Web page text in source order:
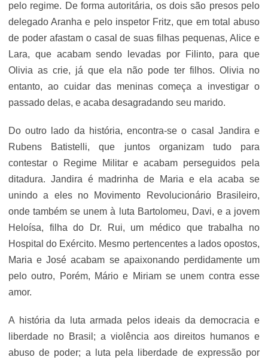
pelo regime. De forma autoritária, os dois são presos pelo
delegado Aranha e pelo inspetor Fritz, que em total abuso
de poder afastam o casal de suas filhas pequenas, Alice e
Lara, que acabam sendo levadas por Filinto, para que
Olivia as crie, já que ela não pode ter filhos. Olivia no
entanto, ao cuidar das meninas começa a investigar o
passado delas, e acaba desagradando seu marido.
Do outro lado da história, encontra-se o casal Jandira e
Rubens Batistelli, que juntos organizam tudo para
contestar o Regime Militar e acabam perseguidos pela
ditadura. Jandira é madrinha de Maria e ela acaba se
unindo a eles no Movimento Revolucionário Brasileiro,
onde também se unem à luta Bartolomeu, Davi, e a jovem
Heloísa, filha do Dr. Rui, um médico que trabalha no
Hospital do Exército. Mesmo pertencentes a lados opostos,
Maria e José acabam se apaixonando perdidamente um
pelo outro, Porém, Mário e Miriam se unem contra esse
amor.
A história da luta armada pelos ideais da democracia e
liberdade no Brasil; a violência aos direitos humanos e
abuso de poder; a luta pela liberdade de expressão por